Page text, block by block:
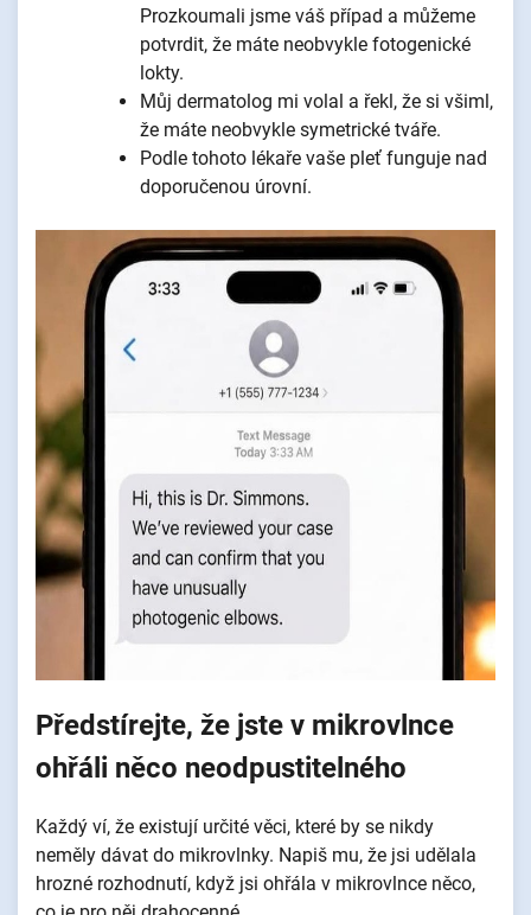
Prozkoumali jsme váš případ a můžeme
potvrdit, že máte neobvykle fotogenické
lokty.
Můj dermatolog mi volal a řekl, že si všiml,
že máte neobvykle symetrické tváře.
Podle tohoto lékaře vaše pleť funguje nad
doporučenou úrovní.
Předstírejte, že jste v mikrovlnce
ohřáli něco neodpustitelného
Každý ví, že existují určité věci, které by se nikdy
neměly dávat do mikrovlnky. Napiš mu, že jsi udělala
hrozné rozhodnutí, když jsi ohřála v mikrovlnce něco,